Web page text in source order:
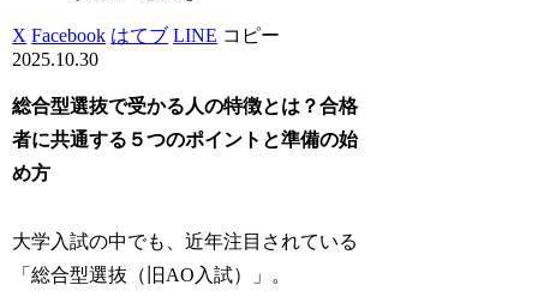
X Facebook はてブ LINE コピー
2025.10.30
総合型選抜で受かる人の特徴とは？合格
者に共通する５つのポイントと準備の始
め方
大学入試の中でも、近年注目されている
「総合型選抜（旧AO入試）」。